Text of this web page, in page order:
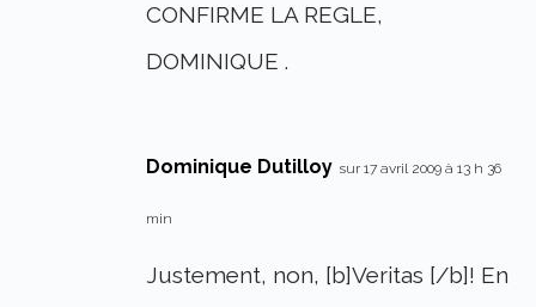
CONFIRME LA REGLE,
DOMINIQUE .
Dominique Dutilloy sur 17 avril 2009 à 13 h 36
min
Justement, non, [b]Veritas [/b]! En